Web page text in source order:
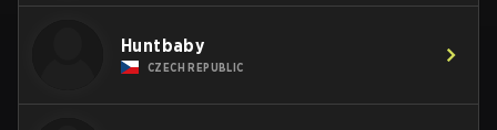
Huntbaby
CZECH REPUBLIC